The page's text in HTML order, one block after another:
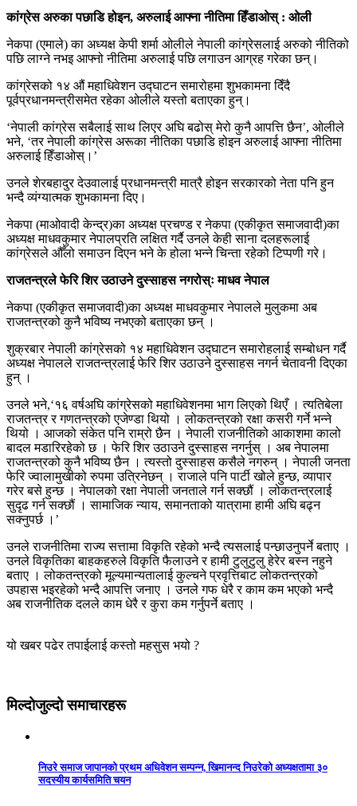
कांग्रेस अरुका पछाडि होइन, अरुलाई आफ्ना नीतिमा हिँडाओस् : ओली
नेकपा (एमाले) का अध्यक्ष केपी शर्मा ओलीले नेपाली कांग्रेसलाई अरुको नीतिको
पछि लाग्ने नभइ आफ्नो नीतिमा अरुलाई पछि लगाउन आग्रह गरेका छन्।
कांग्रेसको १४ औं महाधिवेशन उद्घाटन समारोहमा शुभकामना दिँदै
पूर्वप्रधानमन्त्रीसमेत रहेका ओलीले यस्तो बताएका हुन्।
‘नेपाली कांग्रेस सबैलाई साथ लिएर अघि बढोस् मेरो कुनै आपत्ति छैन’, ओलीले
भने, ‘तर नेपाली कांग्रेस अरूका नीतिका पछाडि होइन अरुलाई आफ्ना नीतिमा
अरुलाई हिँडाओस्।’
उनले शेरबहादुर देउवालाई प्रधानमन्त्री मात्रै होइन सरकारको नेता पनि हुन
भन्दै व्यंग्यात्मक शुभकामना दिए।
नेकपा (माओवादी केन्द्र)का अध्यक्ष प्रचण्ड र नेकपा (एकीकृत समाजवादी)का
अध्यक्ष माधवकुमार नेपालप्रति लक्षित गर्दै उनले केही साना दलहरूलाई
कांग्रेसले औँलो समाउन दिएन भने के होला भन्ने चिन्ता रहेको टिप्पणी गरे।
राजतन्त्रले फेरि शिर उठाउने दुस्साहस नगरोस्ः माधव नेपाल
नेकपा (एकीकृत समाजवादी)का अध्यक्ष माधवकुमार नेपालले मुलुकमा अब
राजतन्त्रको कुनै भविष्य नभएको बताएका छन् ।
शुक्रबार नेपाली कांग्रेसको १४ महाधिवेशन उद्घाटन समारोहलाई सम्बोधन गर्दै
अध्यक्ष नेपालले राजतन्त्रलाई फेरि शिर उठाउने दुस्साहस नगर्न चेतावनी दिएका
हुन् ।
उनले भने,‘१६ वर्षअघि कांग्रेसको महाधिवेशनमा भाग लिएको थिएँ । त्यतिबेला
राजतन्त्र र गणतन्त्रको एजेण्डा थियो । लोकतन्त्रको रक्षा कसरी गर्ने भन्ने
थियो । आजको संकेत पनि राम्रो छैन । नेपाली राजनीतिको आकाशमा कालो
बादल मडारिरहेको छ । फेरि शिर उठाउने दुस्साहस नगर्नुस् । अब नेपालमा
राजतन्त्रको कुनै भविष्य छैन । त्यस्तो दुस्साहस कसैले नगरुन् । नेपाली जनता
फेरि ज्वालामुखीको रुपमा उत्रिनेछन् । राजाले पनि पार्टी खोले हुन्छ, व्यापार
गरेर बसे हुन्छ । नेपालको रक्षा नेपाली जनताले गर्न सक्छौं । लोकतन्त्रलाई
सुदृढ गर्न सक्छौं । सामाजिक न्याय, समानताको यात्रामा हामी अघि बढ्न
सक्नुपर्छ ।’
उनले राजनीतिमा राज्य सत्तामा विकृति रहेको भन्दै त्यसलाई पन्छाउनुपर्ने बताए ।
उनले विकृतिका बाहकहरुले विकृति फैलाउने र हामी टुलुटुलु हेरेर बस्न नहुने
बताए । लोकतन्त्रको मूल्यमान्यतालाई कुल्चने प्रवृत्तिबाट लोकतन्त्रको
उपहास भइरहेको भन्दै आपत्ति जनाए । उनले गफ धेरै र काम कम भएको भन्दै
अब राजनीतिक दलले काम धेरै र कुरा कम गर्नुपर्ने बताए ।
यो खबर पढेर तपाईलाई कस्तो महसुस भयो ?
मिल्दोजुल्दो समाचारहरू
निउरे समाज जापानको प्रथम अधिवेशन सम्पन्न, खिमानन्द निउरेको अध्यक्षतामा ३०
सदस्यीय कार्यसमिति चयन